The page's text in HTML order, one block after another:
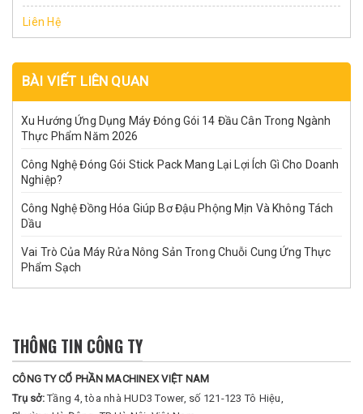
Liên Hệ
BÀI VIẾT LIÊN QUAN
Xu Hướng Ứng Dụng Máy Đóng Gói 14 Đầu Cân Trong Ngành
Thực Phẩm Năm 2026
Công Nghệ Đóng Gói Stick Pack Mang Lại Lợi Ích Gì Cho Doanh
Nghiệp?
Công Nghệ Đồng Hóa Giúp Bơ Đậu Phộng Mịn Và Không Tách
Dầu
Vai Trò Của Máy Rửa Nông Sản Trong Chuỗi Cung Ứng Thực
Phẩm Sạch
THÔNG TIN CÔNG TY
CÔNG TY CỔ PHẦN MACHINEX VIỆT NAM
Trụ sở:Tầng 4, tòa nhà HUD3 Tower, số 121-123 Tô Hiệu,